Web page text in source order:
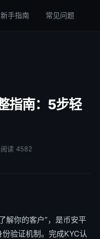
新手指南 常见问题
指南：5步轻
阅读 4582
解你的客户”，是币安平
验证机制。完成KYC认